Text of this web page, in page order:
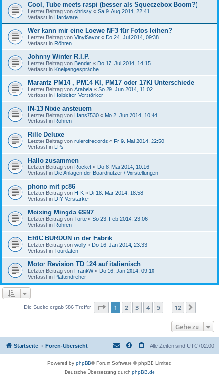
Cool, Tube meets raspi (besser als Squeezebox Boom?)
Letzter Beitrag von chrissy « Sa 9. Aug 2014, 22:41
Verfasst in Hardware
Wer kann mir eine Loewe NF3 für Fotos leihen?
Letzter Beitrag von VinylSavor « Do 24. Jul 2014, 09:38
Verfasst in Röhren
Johnny Winter R.I.P.
Letzter Beitrag von Bender « Do 17. Jul 2014, 14:15
Verfasst in Kneipengespräche
Marantz PM14 , PM14 KI, PM17 oder 17KI Unterschiede
Letzter Beitrag von Arabela « So 29. Jun 2014, 11:02
Verfasst in Halbleiter-Verstärker
IN-13 Nixie ansteuern
Letzter Beitrag von Hans7530 « Mo 2. Jun 2014, 10:44
Verfasst in Röhren
Rille Deluxe
Letzter Beitrag von rulerofrecords « Fr 9. Mai 2014, 22:50
Verfasst in LPs
Hallo zusammen
Letzter Beitrag von Rocket « Do 8. Mai 2014, 10:16
Verfasst in Die Anlagen der Boardnutzer / Vorstellungen
phono mit pc86
Letzter Beitrag von H-K « Di 18. Mär 2014, 18:58
Verfasst in DIY-Verstärker
Meixing Mingda 6SN7
Letzter Beitrag von Torte « So 23. Feb 2014, 23:06
Verfasst in Röhren
ERIC BURDON in der Fabrik
Letzter Beitrag von wolly « Do 16. Jan 2014, 23:33
Verfasst in Tourdaten
Motor Revision TD 124 auf italienisch
Letzter Beitrag von FrankW« Do 16. Jan 2014, 09:10
Verfasst in Plattendreher
Die Suche ergab 586 Treffer Seite 1von 12
1 2 3 4 5 12
Gehe zu
Startseite Foren-Übersicht Alle Zeiten sind UTC+02:00
Powered by phpBB® Forum Software © phpBB Limited
Deutsche Übersetzung durch phpBB.de